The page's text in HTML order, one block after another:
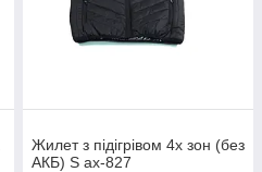
Жилет з підігрівом 4х зон (без
АКБ) S ax-827